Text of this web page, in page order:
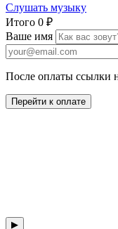
Слушать музыку
Итого 0 ₽
Ваше имя
После оплаты ссылки
Перейти к оплате
▶